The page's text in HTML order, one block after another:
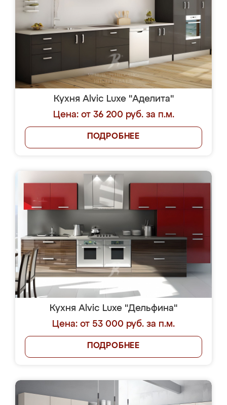
Кухня Alvic Luxe "Аделита"
Цена: от 36 200 руб. за п.м.
ПОДРОБНЕЕ
Кухня Alvic Luxe "Дельфина"
Цена: от 53 000 руб. за п.м.
ПОДРОБНЕЕ